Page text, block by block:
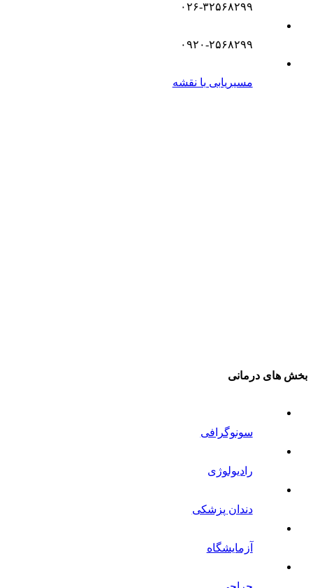
۰۲۶-۳۲۵۶۸۲۹۹
۰۹۲۰-۲۵۶۸۲۹۹
مسیریابی با نقشه
بخش های درمانی
سونوگرافی
رادیولوژی
دندان پزشکی
آزمایشگاه